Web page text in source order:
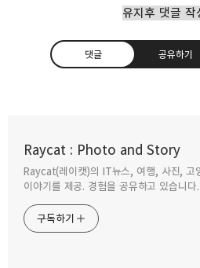
유지후 댓글 작
댓글 공유하기
Raycat : Photo and Story
Raycat(레이캣)의 IT뉴스, 여행, 사진, 고
이야기를 제공. 경험을 공유하고 있습니다.
구독하기
구독하기 카카오톡
사람들
2023.09.23
인도 바라나시 힌두교의 성지 갠지스강
일출과 화장터